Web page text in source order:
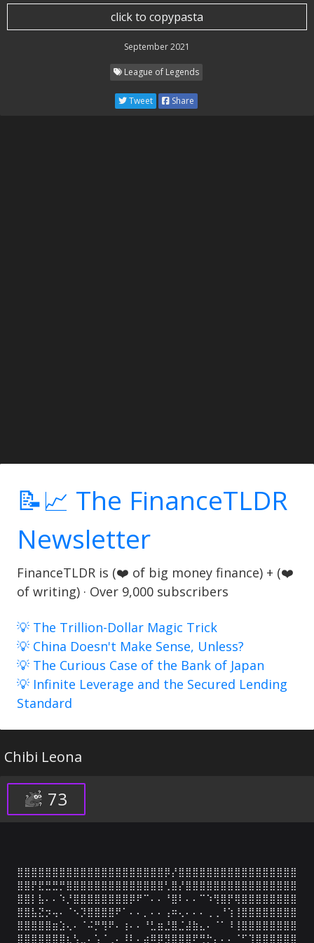
click to copypasta
September 2021
League of Legends
Tweet Share
📝📈 The FinanceTLDR
Newsletter
FinanceTLDR is (❤️ of big money finance) + (❤️
of writing) · Over 9,000 subscribers
💡 The Trillion-Dollar Magic Trick
💡 China Doesn't Make Sense, Unless?
💡 The Curious Case of the Bank of Japan
💡 Infinite Leverage and the Secured Lending
Standard
Chibi Leona
73
⣿⣿⣿⣿⣿⣿⣿⣿⣿⣿⣿⣿⣿⣿⣿⣿⣿⣿⣿⣿⣿⡿⡜⣿⣿⣿⣿⣿⣿⣿⣿⣿⣿⣿⣿⣿⣿⣿⣿⣿
⣿⣿⡟⣟⣛⣛⡛⣿⣿⣿⣿⣿⣿⣿⣿⣿⣿⣿⣿⣿⣿⢃⣿⡜⣿⣿⣿⣿⣿⣿⣿⣿⣿⣿⣿⣿⣿⣿⣿⣿
⣿⣿⡇⣧⠄⠄⠱⡘⣿⣿⣿⣿⣿⣿⣿⣿⡿⠟⠉⠄⠄⠘⣿⠇⠄⠄⠉⠱⢻⣿⡟⢿⣿⣿⣿⣿⣿⣿⣿⣿
⣿⣿⣧⣝⡲⢤⠄⠈⠢⡹⣿⣿⣿⣿⠟⠁⠄⠄⡀⠄⠄⢠⠶⢄⠄⠄⠄⢀⢀⠘⢱⢸⣿⣿⣿⣿⣿⣿⣿⣿
⣿⣿⣿⣿⣿⣶⣱⢄⠄⠈⠬⡛⢻⠟⠄⢰⠄⠄⠘⣃⣶⣘⣿⣈⣼⣷⣄⠄⠈⠁⠸⢸⣿⣿⣿⣿⣿⣿⣿⣿
⣿⣿⣿⣿⣿⣿⣿⣆⢣⣀⠄⢡⠈⢀⠄⠸⠇⠄⣴⠿⡿⣻⣿⣿⣿⠟⢛⡓⡄⠄⠄⠈⠋⢹⣿⣿⣿⣿⣿⣿